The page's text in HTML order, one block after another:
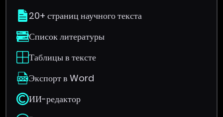
20+ страниц научного текста
Список литературы
Таблицы в тексте
Экспорт в Word
ИИ-редактор